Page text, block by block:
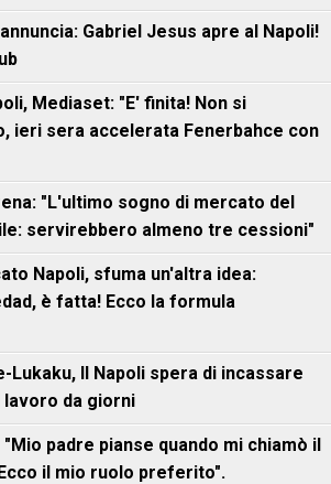
Gabriel Jesus apre al Napoli!
Mediaset: "E' finita! Non si
ieri sera accelerata Fenerbahce con
"L'ultimo sogno di mercato del
servirebbero almeno tre cessioni"
Napoli, sfuma un'altra idea:
è fatta! Ecco la formula
Lukaku, ll Napoli spera di incassare
lavoro da giorni
padre pianse quando mi chiamò il
il mio ruolo preferito".